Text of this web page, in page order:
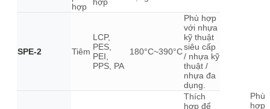
hợp
SPE-2 Tiêm
LCP,
PES,
PEI,
PPS, PA
180°C~390°C
Phù hợp
với nhựa
kỹ thuật
siêu cấp
/ nhựa kỹ
thuật /
nhựa đa
dụng.
Thích
hợp để
Phù
hợp